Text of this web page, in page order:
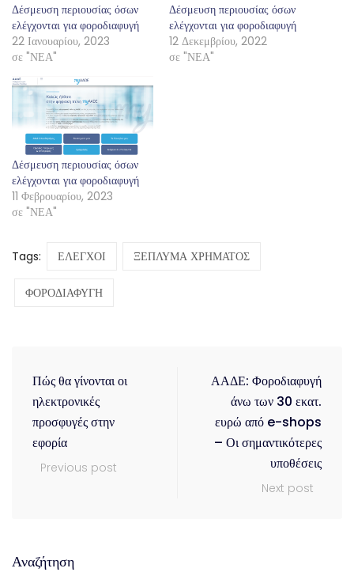
Δέσμευση περιουσίας όσων
ελέγχονται για φοροδιαφυγή
22 Ιανουαρίου, 2023
σε "ΝΕΑ"
Δέσμευση περιουσίας όσων
ελέγχονται για φοροδιαφυγή
12 Δεκεμβρίου, 2022
σε "ΝΕΑ"
Δέσμευση περιουσίας όσων
ελέγχονται για φοροδιαφυγή
11 Φεβρουαρίου, 2023
σε "ΝΕΑ"
Tags: ΕΛΕΓΧΟΙ ΞΕΠΛΥΜΑ ΧΡΗΜΑΤΟΣ
ΦΟΡΟΔΙΑΦΥΓΗ
Πώς θα γίνονται οι
ηλεκτρονικές
προσφυγές στην
εφορία
Previous post
ΑΑΔΕ: Φοροδιαφυγή
άνω των 30 εκατ.
ευρώ από e-shops
– Οι σημαντικότερες
υποθέσεις
Next post
Αναζήτηση